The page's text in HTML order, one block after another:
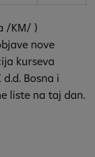
/KM/ )
nove
kurseva
d.d. Bosna i
liste na taj dan.